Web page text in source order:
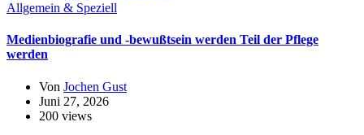
Allgemein & Speziell
Medienbiografie und -bewußtsein werden Teil der Pflege
werden
Von Jochen Gust
Juni 27, 2026
200 views